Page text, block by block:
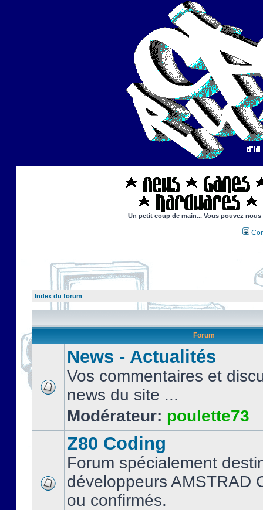
Un petit coup de main... Vous pouvez
Index du forum
Forum
News - Actualités
Vos commentaires et
news du site ...
Modérateur: poulette73
Z80 Coding
Forum spécialement
développeurs AMSTRAD
ou confirmés.